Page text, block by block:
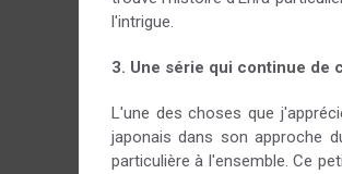
l'intrigue.
3. Une série qui continue de
L'une des choses que
japonais dans son approche
particulière à l'ensemble. Ce